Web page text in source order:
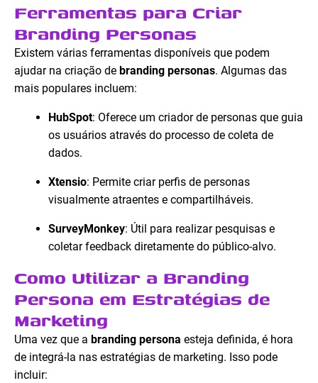
Ferramentas para Criar
Branding Personas
Existem várias ferramentas disponíveis que podem
ajudar na criação de branding personas. Algumas das
mais populares incluem:
HubSpot: Oferece um criador de personas que guia
os usuários através do processo de coleta de
dados.
Xtensio: Permite criar perfis de personas
visualmente atraentes e compartilháveis.
SurveyMonkey: Útil para realizar pesquisas e
coletar feedback diretamente do público-alvo.
Como Utilizar a Branding
Persona em Estratégias de
Marketing
Uma vez que a branding persona esteja definida, é hora
de integrá-la nas estratégias de marketing. Isso pode
incluir: